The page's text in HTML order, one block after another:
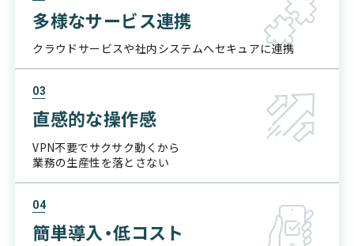
多様なサービス連携
クラウドサービスや社内システムへセキュアに連携
03
直感的な操作感
VPN不要でサクサク動くから
業務の生産性を落とさない
04
簡単導入・低コスト